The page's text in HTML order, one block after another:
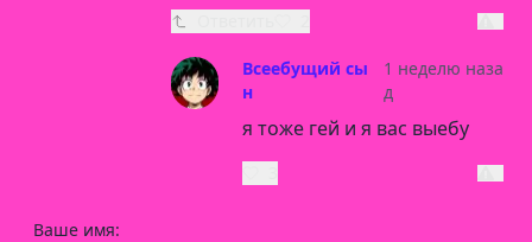
Всеебущий сы
н
1 неделю наза
д
я тоже гей и я вас выебу
Ваше имя: